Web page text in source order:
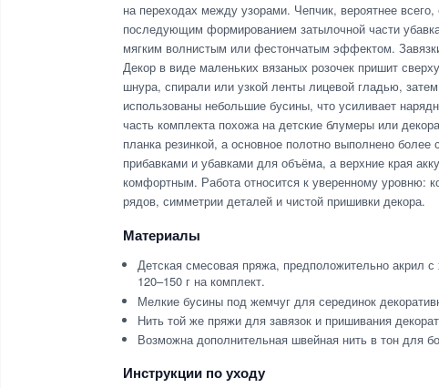
на переходах между узорами. Чепчик, вероятнее
последующим формированием затылочной части
мягким волнистым или фестончатым эффектом.
Декор в виде маленьких вязаных розочек пришит
шнура, спирали или узкой ленты лицевой гладью,
использованы небольшие бусины, что усиливает
часть комплекта похожа на детские блумеры или
планка резинкой, а основное полотно выполнено
прибавками и убавками для объёма, а верхние края
комфортным. Работа относится к уверенному уровню:
рядов, симметрии деталей и чистой пришивки декора.
Материалы
Детская смесовая пряжа, предположительно акрил
120–150 г на комплект.
Мелкие бусины под жемчуг для серединок
Нить той же пряжи для завязок и пришивания
Возможна дополнительная швейная нить в тон для
Инструкции по уходу